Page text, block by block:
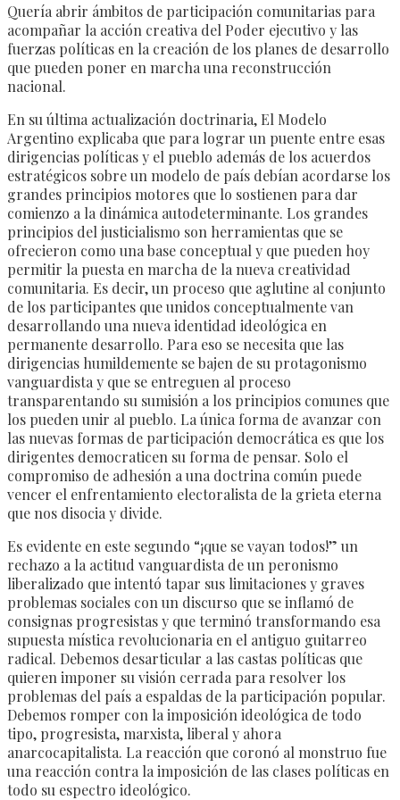
Quería abrir ámbitos de participación comunitarias para
acompañar la acción creativa del Poder ejecutivo y las
fuerzas políticas en la creación de los planes de desarrollo
que pueden poner en marcha una reconstrucción
nacional.
En su última actualización doctrinaria, El Modelo
Argentino explicaba que para lograr un puente entre esas
dirigencias políticas y el pueblo además de los acuerdos
estratégicos sobre un modelo de país debían acordarse los
grandes principios motores que lo sostienen para dar
comienzo a la dinámica autodeterminante. Los grandes
principios del justicialismo son herramientas que se
ofrecieron como una base conceptual y que pueden hoy
permitir la puesta en marcha de la nueva creatividad
comunitaria. Es decir, un proceso que aglutine al conjunto
de los participantes que unidos conceptualmente van
desarrollando una nueva identidad ideológica en
permanente desarrollo. Para eso se necesita que las
dirigencias humildemente se bajen de su protagonismo
vanguardista y que se entreguen al proceso
transparentando su sumisión a los principios comunes que
los pueden unir al pueblo. La única forma de avanzar con
las nuevas formas de participación democrática es que los
dirigentes democraticen su forma de pensar. Solo el
compromiso de adhesión a una doctrina común puede
vencer el enfrentamiento electoralista de la grieta eterna
que nos disocia y divide.
Es evidente en este segundo “¡que se vayan todos!” un
rechazo a la actitud vanguardista de un peronismo
liberalizado que intentó tapar sus limitaciones y graves
problemas sociales con un discurso que se inflamó de
consignas progresistas y que terminó transformando esa
supuesta mística revolucionaria en el antiguo guitarreo
radical. Debemos desarticular a las castas políticas que
quieren imponer su visión cerrada para resolver los
problemas del país a espaldas de la participación popular.
Debemos romper con la imposición ideológica de todo
tipo, progresista, marxista, liberal y ahora
anarcocapitalista. La reacción que coronó al monstruo fue
una reacción contra la imposición de las clases políticas en
todo su espectro ideológico.